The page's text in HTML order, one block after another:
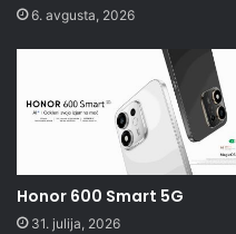
6. avgusta, 2026
Honor 600 Smart 5G
31. julija, 2026